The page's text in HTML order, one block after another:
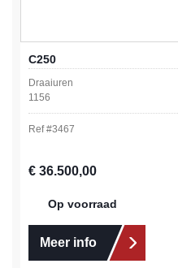
C250
Draaiuren
1156
Ref #3467
Normale prijs:
€ 36.500,00
Op voorraad
Meer info